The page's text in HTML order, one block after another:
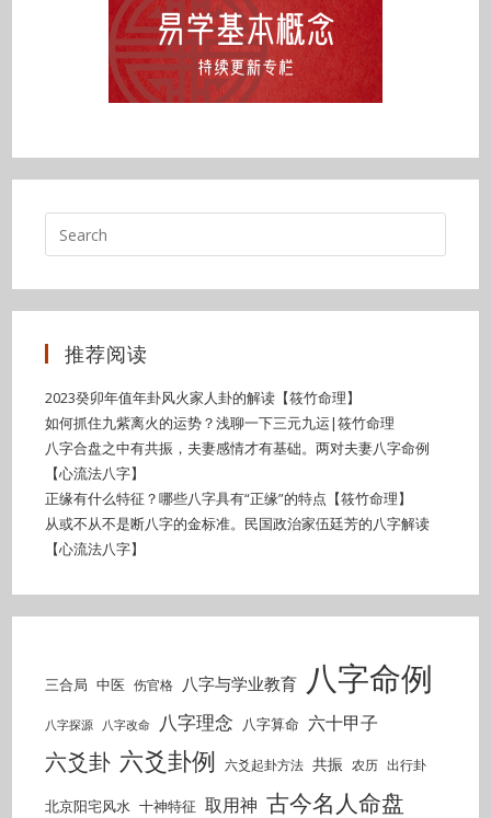
推荐阅读
2023癸卯年值年卦风火家人卦的解读【筱竹命理】
如何抓住九紫离火的运势？浅聊一下三元九运|筱竹命理
八字合盘之中有共振，夫妻感情才有基础。两对夫妻八字命例
【心流法八字】
正缘有什么特征？哪些八字具有“正缘”的特点【筱竹命理】
从或不从不是断八字的金标准。民国政治家伍廷芳的八字解读
【心流法八字】
三合局 中医 伤官格 八字与学业教育 八字命例
八字探源 八字改命 八字理念 八字算命 六十甲子
六爻卦 六爻卦例 六爻起卦方法 共振 农历 出行卦
北京阳宅风水 十神特征 取用神 古今名人命盘